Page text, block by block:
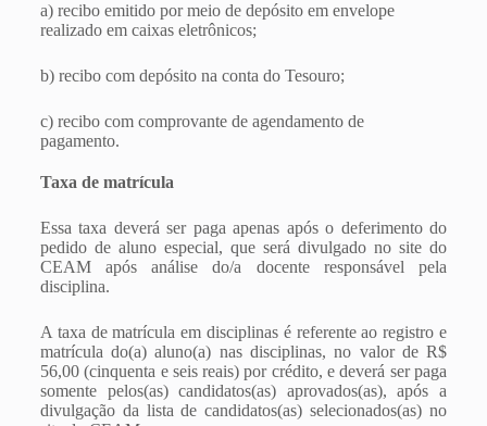
a) recibo emitido por meio de depósito em envelope
realizado em caixas eletrônicos;
b) recibo com depósito na conta do Tesouro;
c) recibo com comprovante de agendamento de
pagamento.
Taxa de matrícula
Essa taxa deverá ser paga apenas após o deferimento do
pedido de aluno especial, que será divulgado no site do
CEAM após análise do/a docente responsável pela
disciplina.
A taxa de matrícula em disciplinas é referente ao registro e
matrícula do(a) aluno(a) nas disciplinas, no valor de R$
56,00 (cinquenta e seis reais) por crédito, e deverá ser paga
somente pelos(as) candidatos(as) aprovados(as), após a
divulgação da lista de candidatos(as) selecionados(as) no